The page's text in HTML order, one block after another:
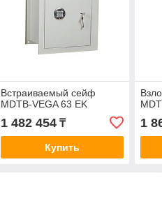
Встраиваемый сейф
MDTB-VEGA 63 EK
1 482 454₸
Купить
1